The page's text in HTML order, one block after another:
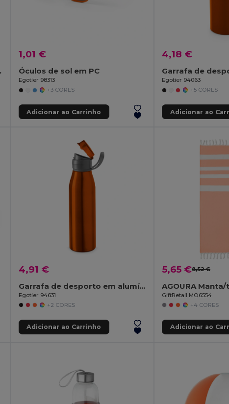
400 mL
1,01 €
Óculos de sol em PC
Egotier 98313
+3 CORES
Adicionar ao Carrinho
4,18 €
Egotier 94063
+5 CORES
Adicionar ao
4,91 €
Garrafa de desporto em alumínio 650 mL
Egotier 94631
+2 CORES
Adicionar ao Carrinho
5,65 €8,52 €
GiftRetail MO6554
+4 CORES
Adicionar ao